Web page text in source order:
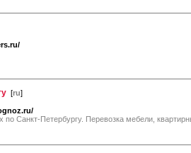
[ru]
Санкт-Петербургу. Перевозка мебели,